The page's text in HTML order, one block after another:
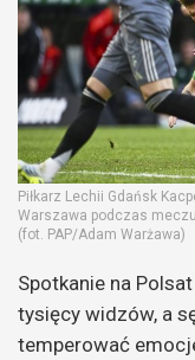
Piłkarz Lechii Gdańsk
Warszawa podczas
(fot. PAP/Adam Warżawa)
Spotkanie na
tysięcy widzów, a
temperować